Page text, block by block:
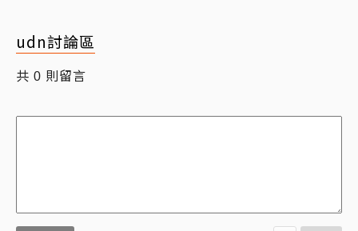
udn討論區
共 0 則留言